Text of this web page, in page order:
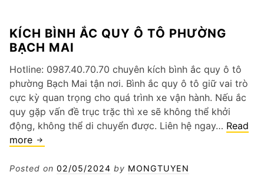
Mộ
KÍCH BÌNH ẮC QUY Ô TÔ PHƯỜNG
BẠCH MAI
Hotline: 0987.40.70.70 chuyên kích bình ắc quy ô tô
phường Bạch Mai tận nơi. Bình ắc quy ô tô giữ vai trò
cực kỳ quan trọng cho quá trình xe vận hành. Nếu ắc
quy gặp vấn đề trục trặc thì xe sẽ không thể khởi
động, không thể di chuyển được. Liên hệ ngay… Read
more Kích
ắc
Posted on 02/05/2024 by MONGTUYEN